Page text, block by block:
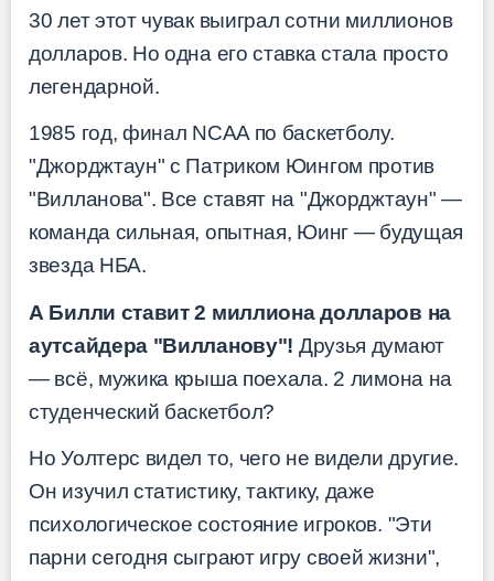
30 лет этот чувак выиграл сотни миллионов
долларов. Но одна его ставка стала просто
легендарной.
1985 год, финал NCAA по баскетболу.
"Джорджтаун" с Патриком Юингом против
"Вилланова". Все ставят на "Джорджтаун" —
команда сильная, опытная, Юинг — будущая
звезда НБА.
А Билли ставит 2 миллиона долларов на
аутсайдера "Вилланову"! Друзья думают
— всё, мужика крыша поехала. 2 лимона на
студенческий баскетбол?
Но Уолтерс видел то, чего не видели другие.
Он изучил статистику, тактику, даже
психологическое состояние игроков. "Эти
парни сегодня сыграют игру своей жизни",